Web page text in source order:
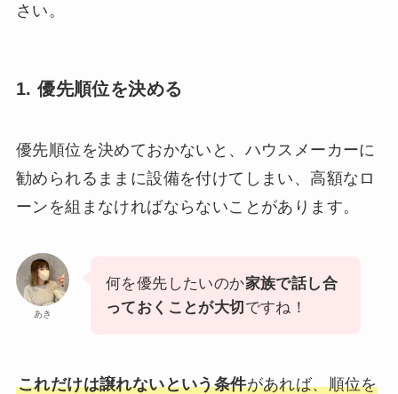
さい。
1. 優先順位を決める
優先順位を決めておかないと、ハウスメーカーに
勧められるままに設備を付けてしまい、高額なロ
ーンを組まなければならないことがあります。
あき
何を優先したいのか家族で話し合
っておくことが大切 ですね！
これだけは譲れないという条件があれば、順位を